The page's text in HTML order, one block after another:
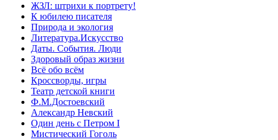
ЖЗЛ: штрихи к портрету!
К юбилею писателя
Природа и экология
Литература.Искусство
Даты. События. Люди
Здоровый образ жизни
Всё обо всём
Кроссворды, игры
Театр детской книги
Ф.М.Достоевский
Александр Невский
Один день с Петром I
Мистический Гоголь